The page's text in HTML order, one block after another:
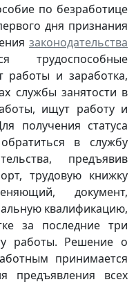
по безработице
дня признания
законодательства
трудоспособные
работы и заработка,
службы занятости в
ищут работу и
получения статуса
в службу
предъявив
трудовую книжку
документ,
квалификацию,
за последние три
работы. Решение о
принимается
предъявления всех